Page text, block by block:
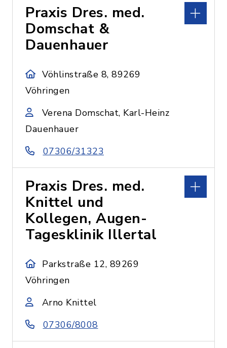
Praxis Dres. med.
Domschat &
Dauenhauer
Vöhlinstraße 8, 89269
Vöhringen
Verena Domschat, Karl-Heinz
Dauenhauer
07306/31323
Praxis Dres. med.
Knittel und
Kollegen, Augen-
Tagesklinik Illertal
Parkstraße 12, 89269
Vöhringen
Arno Knittel
07306/8008